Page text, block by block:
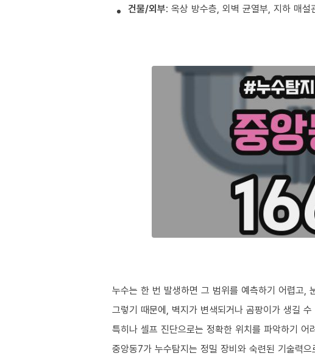
건물/외부: 옥상 방수층, 외벽 균열부, 지하 매설
누수는 한 번 발생하면 그 범위를 예측하기 어렵고,
그렇기 때문에, 벽지가 변색되거나 곰팡이가 생길
특히나 셀프 진단으로는 정확한 위치를 파악하기 어
중앙동7가 누수탐지는 정밀 장비와 숙련된 기술력